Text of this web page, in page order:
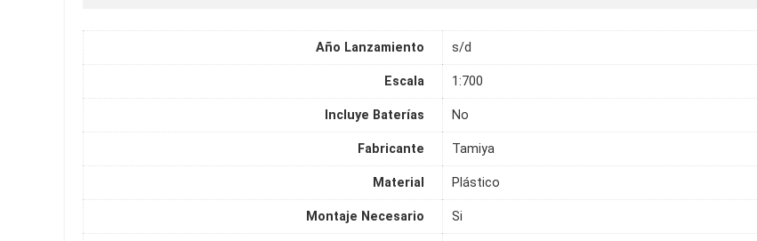
Año Lanzamiento s/d
Escala 1:700
Incluye Baterías No
Fabricante Tamiya
Material Plástico
Montaje Necesario Si